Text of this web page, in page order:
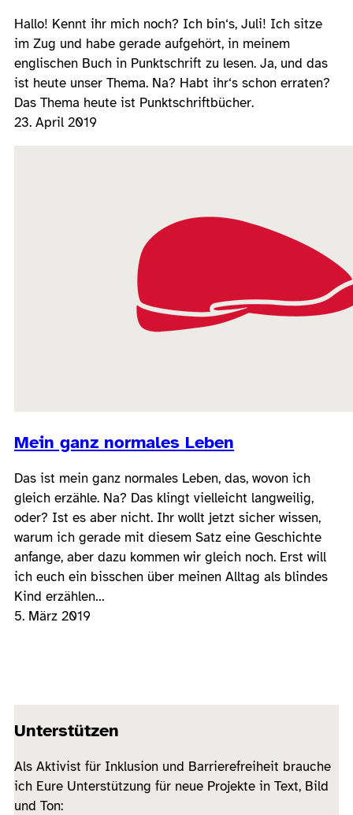
Hallo! Kennt ihr mich noch? Ich bin‘s, Juli! Ich sitze
im Zug und habe gerade aufgehört, in meinem
englischen Buch in Punktschrift zu lesen. Ja, und das
ist heute unser Thema. Na? Habt ihr‘s schon erraten?
Das Thema heute ist Punktschriftbücher.
23. April 2019
Mein ganz normales Leben
Das ist mein ganz normales Leben, das, wovon ich
gleich erzähle. Na? Das klingt vielleicht langweilig,
oder? Ist es aber nicht. Ihr wollt jetzt sicher wissen,
warum ich gerade mit diesem Satz eine Geschichte
anfange, aber dazu kommen wir gleich noch. Erst will
ich euch ein bisschen über meinen Alltag als blindes
Kind erzählen…
5. März 2019
Unterstützen
Als Aktivist für Inklusion und Barrierefreiheit brauche
ich Eure Unterstützung für neue Projekte in Text, Bild
und Ton: